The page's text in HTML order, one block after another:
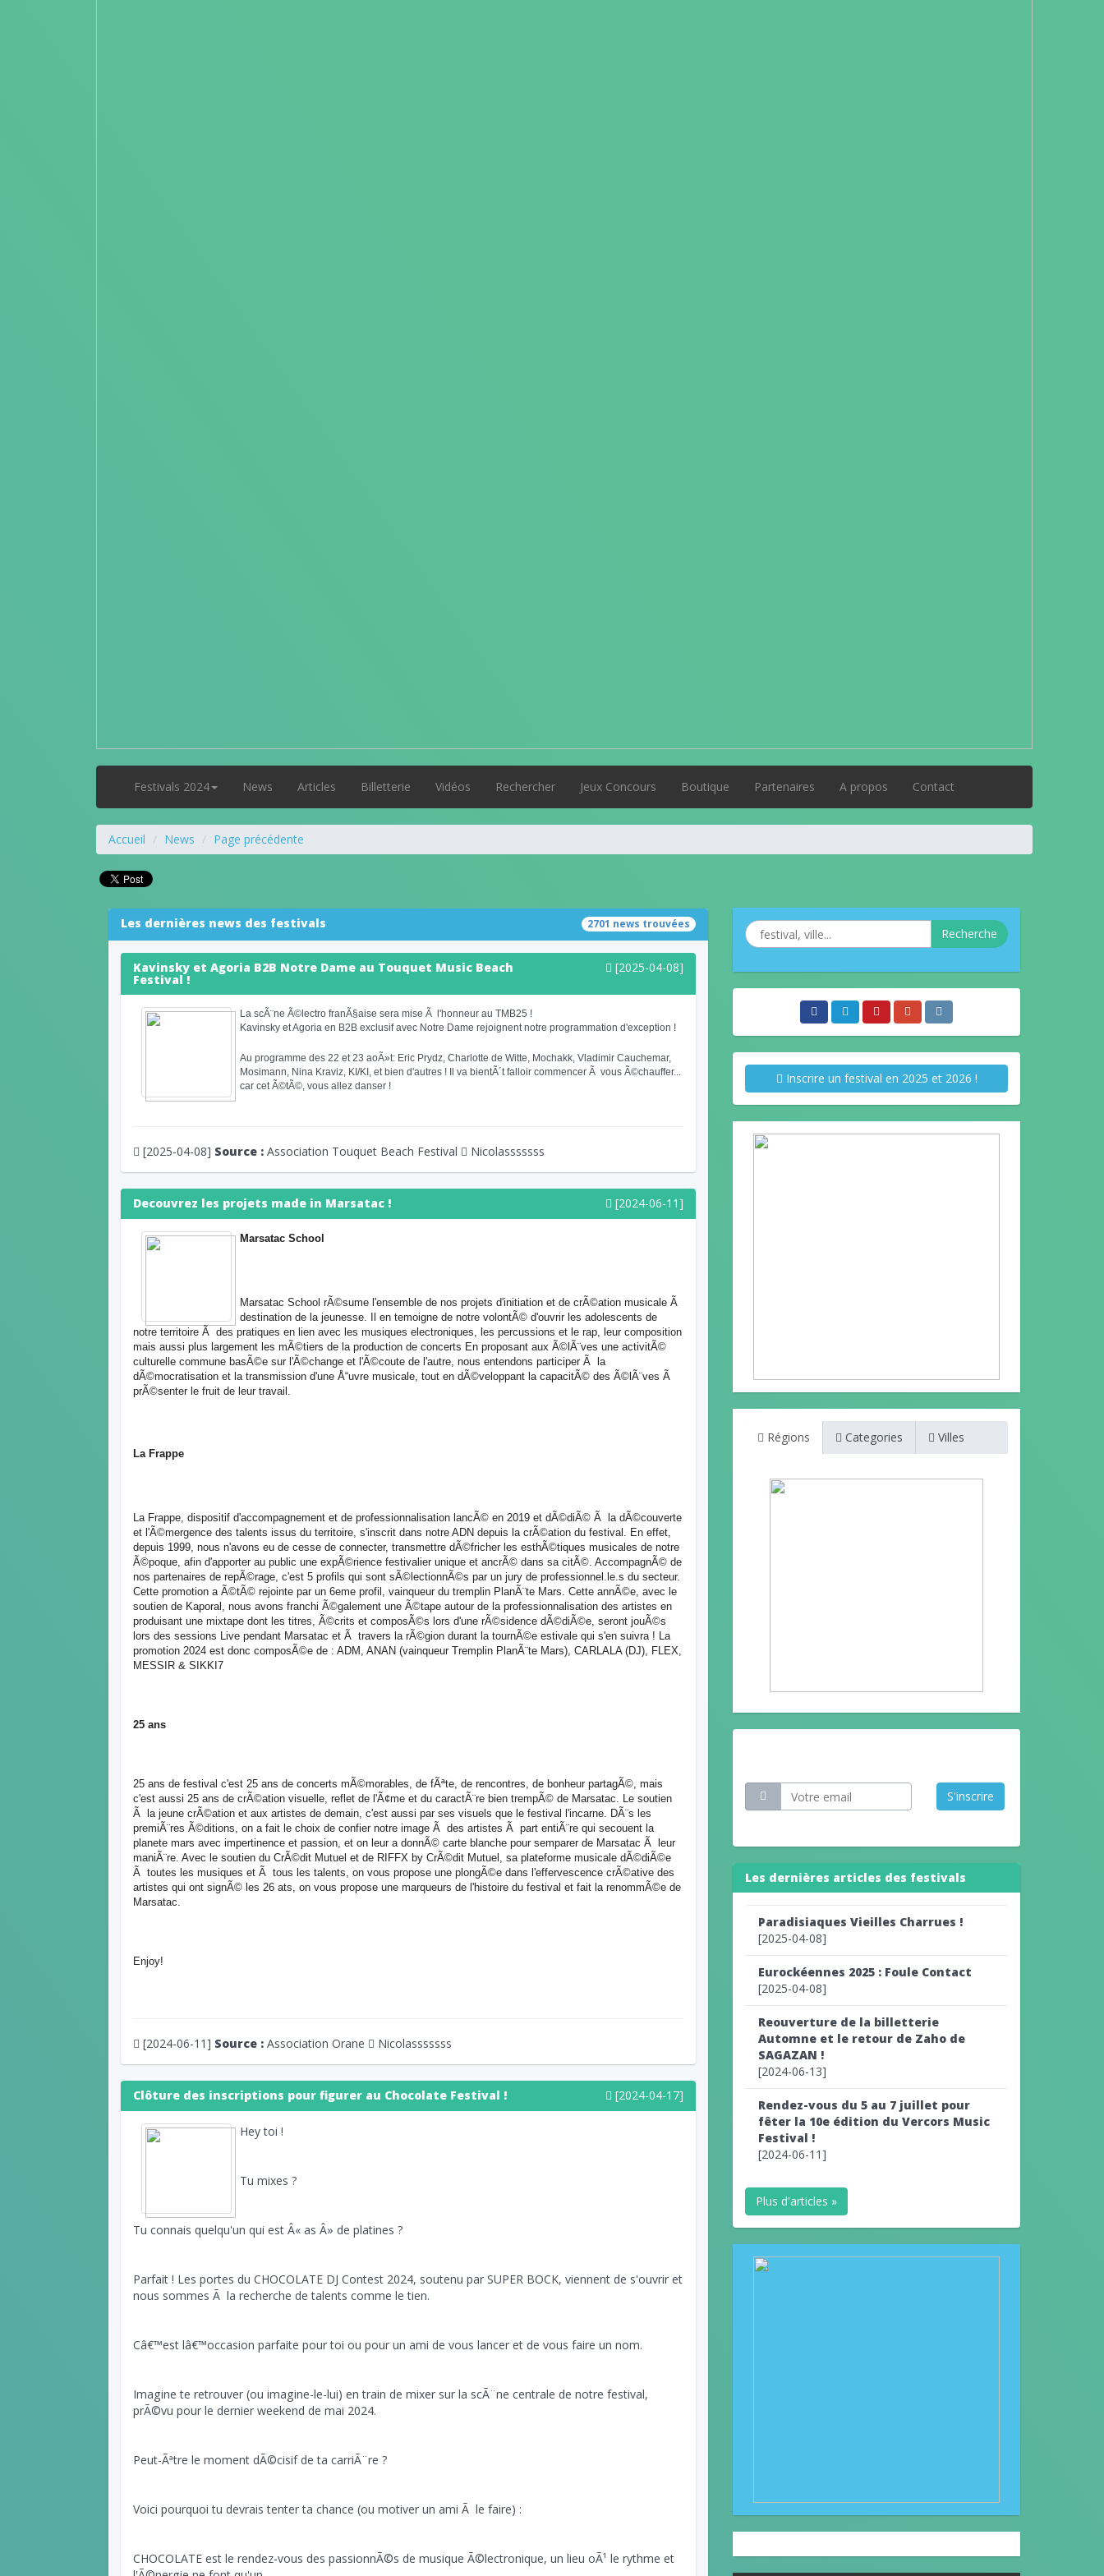
Festivals 2024 News Articles Billetterie Vidéos Rechercher Jeux Concours Boutique Partenaires A propos Contact
Accueil News Page précédente
Les dernières news des festivals 2701 news trouvées
Kavinsky et Agoria B2B Notre Dame au Touquet Music Beach
Festival !
[2025-04-08]
La scÃ¨ne Ã©lectro franÃ§aise sera mise Ã l'honneur au TMB25 !
Kavinsky et Agoria en B2B exclusif avec Notre Dame rejoignent notre programmation d'exception !
Au programme des 22 et 23 aoÃ»t: Eric Prydz, Charlotte de Witte, Mochakk, Vladimir Cauchemar,
Mosimann, Nina Kraviz, KI/KI, et bien d'autres ! Il va bientÃ´t falloir commencer Ã vous Ã©chauffer...
car cet Ã©tÃ©, vous allez danser !
[2025-04-08] Source : Association Touquet Beach Festival Nicolasssssss
Decouvrez les projets made in Marsatac ! [2024-06-11]
Marsatac School
Marsatac School rÃ©sume l'ensemble de nos projets d'initiation et de crÃ©ation musicale Ã
destination de la jeunesse. Il en temoigne de notre volontÃ© d'ouvrir les adolescents de
notre territoire Ã des pratiques en lien avec les musiques electroniques, les percussions et le rap, leur composition
mais aussi plus largement les mÃ©tiers de la production de concerts En proposant aux Ã©lÃ¨ves une activitÃ©
culturelle commune basÃ©e sur l'Ã©change et l'Ã©coute de l'autre, nous entendons participer Ã la
dÃ©mocratisation et la transmission d'une Å“uvre musicale, tout en dÃ©veloppant la capacitÃ© des Ã©lÃ¨ves Ã
prÃ©senter le fruit de leur travail.
La Frappe
La Frappe, dispositif d'accompagnement et de professionnalisation lancÃ© en 2019 et dÃ©diÃ© Ã la dÃ©couverte
et l'Ã©mergence des talents issus du territoire, s'inscrit dans notre ADN depuis la crÃ©ation du festival. En effet,
depuis 1999, nous n'avons eu de cesse de connecter, transmettre dÃ©fricher les esthÃ©tiques musicales de notre
Ã©poque, afin d'apporter au public une expÃ©rience festivalier unique et ancrÃ© dans sa citÃ©. AccompagnÃ© de
nos partenaires de repÃ©rage, c'est 5 profils qui sont sÃ©lectionnÃ©s par un jury de professionnel.le.s du secteur.
Cette promotion a Ã©tÃ© rejointe par un 6eme profil, vainqueur du tremplin PlanÃ¨te Mars. Cette annÃ©e, avec le
soutien de Kaporal, nous avons franchi Ã©galement une Ã©tape autour de la professionnalisation des artistes en
produisant une mixtape dont les titres, Ã©crits et composÃ©s lors d'une rÃ©sidence dÃ©diÃ©e, seront jouÃ©s
lors des sessions Live pendant Marsatac et Ã travers la rÃ©gion durant la tournÃ©e estivale qui s'en suivra ! La
promotion 2024 est donc composÃ©e de : ADM, ANAN (vainqueur Tremplin PlanÃ¨te Mars), CARLALA (DJ), FLEX,
MESSIR & SIKKI7
25 ans
25 ans de festival c'est 25 ans de concerts mÃ©morables, de fÃªte, de rencontres, de bonheur partagÃ©, mais
c'est aussi 25 ans de crÃ©ation visuelle, reflet de l'Ã¢me et du caractÃ¨re bien trempÃ© de Marsatac. Le soutien
Ã la jeune crÃ©ation et aux artistes de demain, c'est aussi par ses visuels que le festival l'incarne. DÃ¨s les
premiÃ¨res Ã©ditions, on a fait le choix de confier notre image Ã des artistes Ã part entiÃ¨re qui secouent la
planete mars avec impertinence et passion, et on leur a donnÃ© carte blanche pour semparer de Marsatac Ã leur
maniÃ¨re. Avec le soutien du CrÃ©dit Mutuel et de RIFFX by CrÃ©dit Mutuel, sa plateforme musicale dÃ©diÃ©e
Ã toutes les musiques et Ã tous les talents, on vous propose une plongÃ©e dans l'effervescence crÃ©ative des
artistes qui ont signÃ© les 26 ats, on vous propose une marqueurs de l'histoire du festival et fait la renommÃ©e de
Marsatac.
Enjoy!
[2024-06-11] Source : Association Orane Nicolasssssss
Clôture des inscriptions pour figurer au Chocolate Festival ! [2024-04-17]
Hey toi !
Tu mixes ?
Tu connais quelqu'un qui est Â« as Â» de platines ?
Parfait ! Les portes du CHOCOLATE DJ Contest 2024, soutenu par SUPER BOCK, viennent de s'ouvrir et
nous sommes Ã la recherche de talents comme le tien.
Câ€™est lâ€™occasion parfaite pour toi ou pour un ami de vous lancer et de vous faire un nom.
Imagine te retrouver (ou imagine-le-lui) en train de mixer sur la scÃ¨ne centrale de notre festival,
prÃ©vu pour le dernier weekend de mai 2024.
Peut-Ãªtre le moment dÃ©cisif de ta carriÃ¨re ?
Voici pourquoi tu devrais tenter ta chance (ou motiver un ami Ã le faire) :
CHOCOLATE est le rendez-vous des passionnÃ©s de musique Ã©lectronique, un lieu oÃ¹ le rythme et
Recherche
Inscrire un festival en 2025 et 2026 !
Régions Categories Villes
S'inscrire
Les dernières articles des festivals
Paradisiaques Vieilles Charrues !
[2025-04-08]
Eurockéennes 2025 : Foule Contact
[2025-04-08]
Reouverture de la billetterie
Automne et le retour de Zaho de
SAGAZAN !
[2024-06-13]
Rendez-vous du 5 au 7 juillet pour
fêter la 10e édition du Vercors Music
Festival !
[2024-06-11]
Plus d'articles »